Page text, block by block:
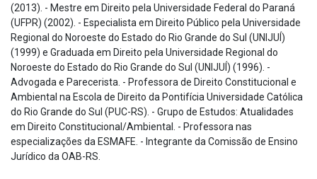
(2013). - Mestre em Direito pela Universidade Federal do Paraná
(UFPR) (2002). - Especialista em Direito Público pela Universidade
Regional do Noroeste do Estado do Rio Grande do Sul (UNIJUÍ)
(1999) e Graduada em Direito pela Universidade Regional do
Noroeste do Estado do Rio Grande do Sul (UNIJUÍ) (1996). -
Advogada e Parecerista. - Professora de Direito Constitucional e
Ambiental na Escola de Direito da Pontifícia Universidade Católica
do Rio Grande do Sul (PUC-RS). - Grupo de Estudos: Atualidades
em Direito Constitucional/Ambiental. - Professora nas
especializações da ESMAFE. - Integrante da Comissão de Ensino
Jurídico da OAB-RS.